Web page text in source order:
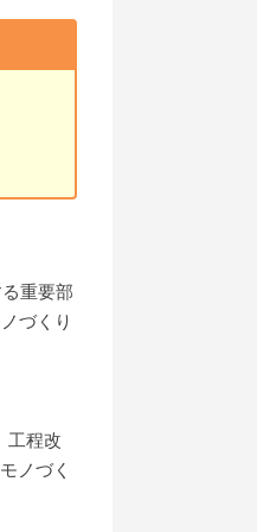
重要部
づくり
工程改
ノづく